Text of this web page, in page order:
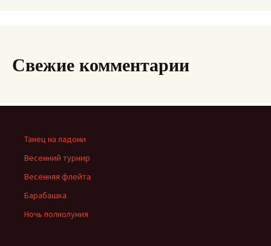
Свежие комментарии
Танец на ладони
Весенний турнир
Весенняя флейта
Барабашка
Ночь полнолуния